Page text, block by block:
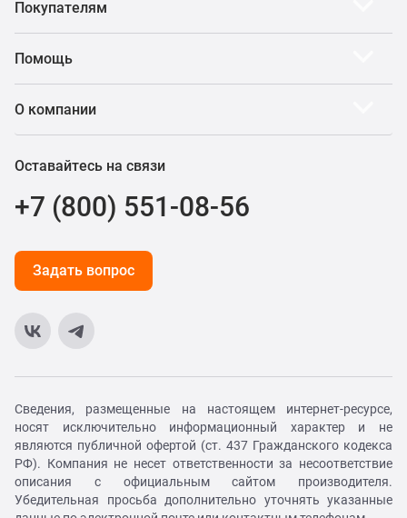
Покупателям
Помощь
О компании
Оставайтесь на связи
+7 (800) 551-08-56
Задать вопрос
Сведения, размещенные на настоящем интернет-ресурсе,
носят исключительно информационный характер и не
являются публичной офертой (ст. 437 Гражданского кодекса
РФ). Компания не несет ответственности за несоответствие
описания с официальным сайтом производителя.
Убедительная просьба дополнительно уточнять указанные